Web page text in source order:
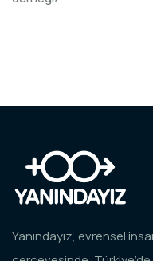
Yanındayız, evrensel